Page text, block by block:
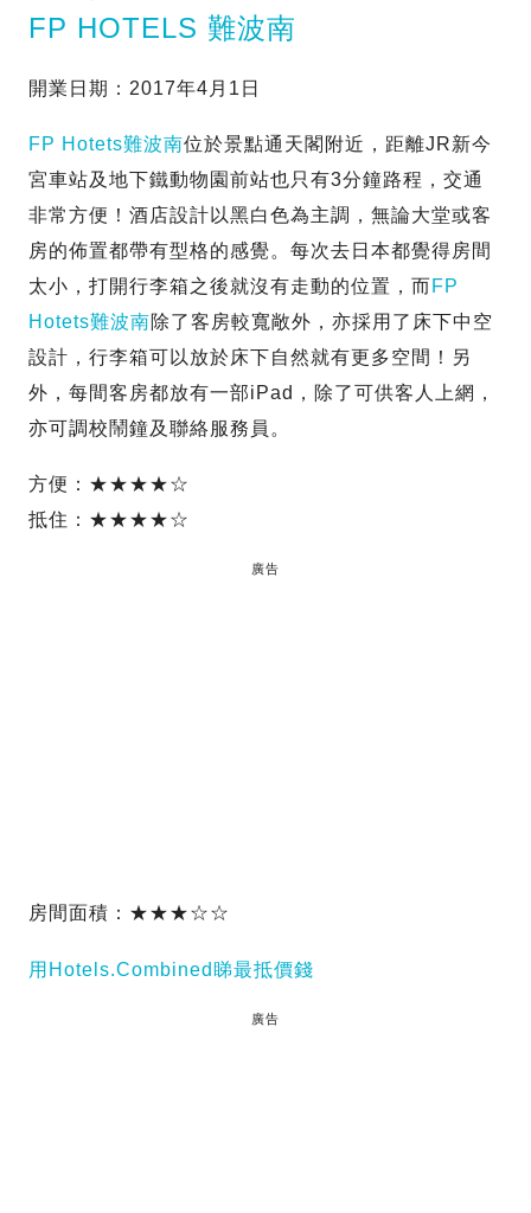
FP HOTELS 難波南
開業日期：2017年4月1日
FP Hotets難波南位於景點通天閣附近，距離JR新今
宮車站及地下鐵動物園前站也只有3分鐘路程，交通
非常方便！酒店設計以黑白色為主調，無論大堂或客
房的佈置都帶有型格的感覺。每次去日本都覺得房間
太小，打開行李箱之後就沒有走動的位置，而FP
Hotets難波南除了客房較寬敞外，亦採用了床下中空
設計，行李箱可以放於床下自然就有更多空間！另
外，每間客房都放有一部iPad，除了可供客人上網，
亦可調校鬧鐘及聯絡服務員。
方便：★★★★☆
抵住：★★★★☆
廣告
房間面積：★★★☆☆
用Hotels.Combined睇最抵價錢
廣告